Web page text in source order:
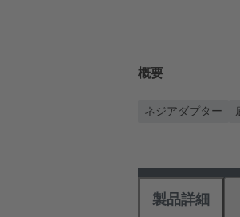
概要
ネジアダプター
製品詳細